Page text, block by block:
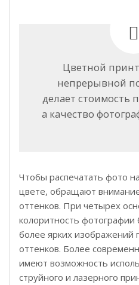
Цветной
непрерывной
делает стоимость
а качество
Чтобы распечатать фото
цвете, обращают
оттенков. При четырех
колоритность фотографии
более ярких изображений
оттенков. Более
имеют возможность
струйного и лазерного